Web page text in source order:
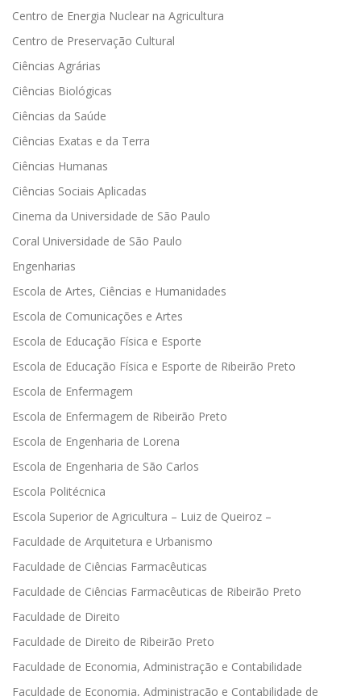
Centro de Energia Nuclear na Agricultura
Centro de Preservação Cultural
Ciências Agrárias
Ciências Biológicas
Ciências da Saúde
Ciências Exatas e da Terra
Ciências Humanas
Ciências Sociais Aplicadas
Cinema da Universidade de São Paulo
Coral Universidade de São Paulo
Engenharias
Escola de Artes, Ciências e Humanidades
Escola de Comunicações e Artes
Escola de Educação Física e Esporte
Escola de Educação Física e Esporte de Ribeirão Preto
Escola de Enfermagem
Escola de Enfermagem de Ribeirão Preto
Escola de Engenharia de Lorena
Escola de Engenharia de São Carlos
Escola Politécnica
Escola Superior de Agricultura – Luiz de Queiroz –
Faculdade de Arquitetura e Urbanismo
Faculdade de Ciências Farmacêuticas
Faculdade de Ciências Farmacêuticas de Ribeirão Preto
Faculdade de Direito
Faculdade de Direito de Ribeirão Preto
Faculdade de Economia, Administração e Contabilidade
Faculdade de Economia, Administração e Contabilidade de